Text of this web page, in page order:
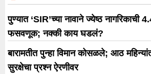
पुण्यात ‘SIR’च्या नावाने ज्येष्ठ नागरिकाची
फसवणूक; नक्की काय घडलं?
बारामतीत पुन्हा विमान कोसळले; आठ
सुरक्षेचा प्रश्न ऐरणीवर